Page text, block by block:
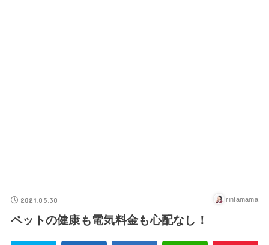
2021.05.30 rintamama
ペットの健康も電気料金も心配なし！